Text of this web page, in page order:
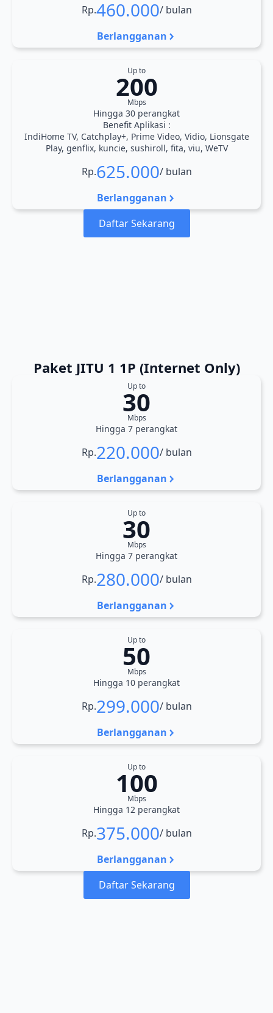
Rp.460.000/ bulan
Berlangganan
Up to
200
Mbps
Hingga 30 perangkat
Benefit Aplikasi :
IndiHome TV, Catchplay+, Prime Video, Vidio, Lionsgate
Play, genflix, kuncie, sushiroll, fita, viu, WeTV
Rp.625.000/ bulan
Berlangganan
Daftar Sekarang
Paket JITU 1 1P (Internet Only)
Up to
30
Mbps
Hingga 7 perangkat
Rp.220.000/ bulan
Berlangganan
Up to
30
Mbps
Hingga 7 perangkat
Rp.280.000/ bulan
Berlangganan
Up to
50
Mbps
Hingga 10 perangkat
Rp.299.000/ bulan
Berlangganan
Up to
100
Mbps
Hingga 12 perangkat
Rp.375.000/ bulan
Berlangganan
Daftar Sekarang